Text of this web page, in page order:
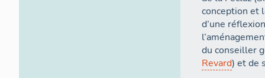
conception et
d’une
du conseiller
Revard) et de